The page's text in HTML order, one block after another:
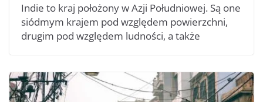
Indie to kraj położony w Azji Południowej. Są one
siódmym krajem pod względem powierzchni,
drugim pod względem ludności, a także